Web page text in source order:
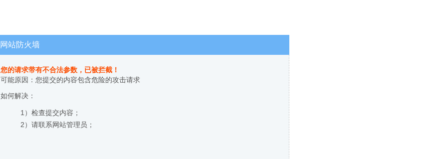
网站防火墙
您的请求带有不合法参数，已被拦截！
可能原因：您提交的内容包含危险的攻击请求
如何解决：
1）检查提交内容；
2）请联系网站管理员；